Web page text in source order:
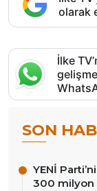
olarak
İlke
SON
YENİ
300 milyon